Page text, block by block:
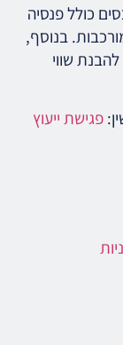
כולל פנסיה
תלוי במורכבות. בנוסף,
ש"ח) חיוני להבנת שווי
פגישת ייעוץ